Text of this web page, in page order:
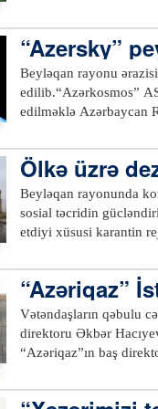
bilavasitə göstərişi ilə
tutması nəticəsində
başqa, Ermənistanın
obyektə ciddi ziyan
küçələrində elektrik
“Azersky”
b
Beyləqan rayonu
edilib.“Azərkosmos”
edilməklə Azərbaycan
etdirən bitki örtüyünün
bitkilərinin
məhsuldarlığının
planlaşdırmağa
“Azersky” peykindən
olan “Azerspace-1”,
Ölkə üzrə
cləndirilib
Beyləqan rayonunda
sosial təcridin
etdiyi xüsusi karantin
Beyləqan şəhərində,
yaradılıb. Onlar
tələbləri və davranış
evlərinə göndərirlər.
inzibati idarələrdə,
“Azəriqaz”
Vətəndaşların qəbulu
direktoru Əkbər
“Azəriqaz”ın baş
sakinlərin əksəriyyəti